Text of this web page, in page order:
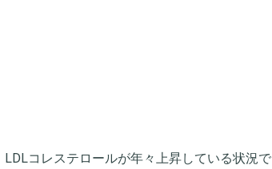
コレステロールが年々上昇している状況で